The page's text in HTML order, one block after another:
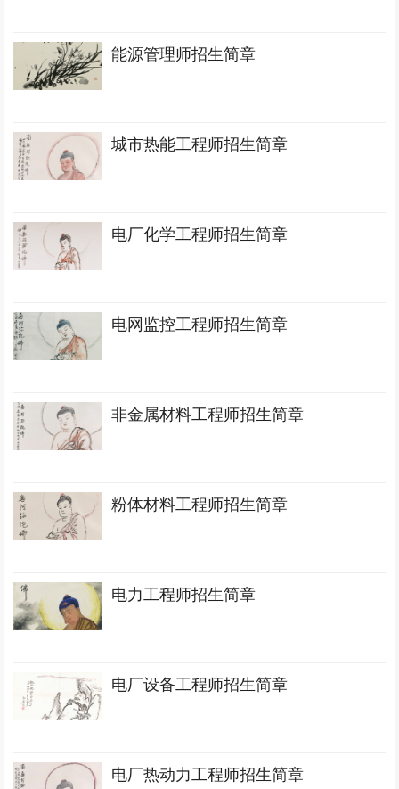
能源管理师招生简章
城市热能工程师招生简章
电厂化学工程师招生简章
电网监控工程师招生简章
非金属材料工程师招生简章
粉体材料工程师招生简章
电力工程师招生简章
电厂设备工程师招生简章
电厂热动力工程师招生简章